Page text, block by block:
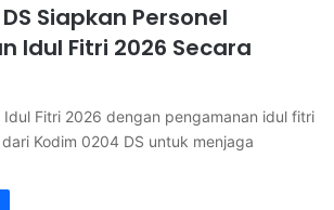
Siapkan Personel
Idul Fitri 2026 Secara
Idul Fitri 2026 dengan pengamanan idul fitri
Kodim 0204 DS untuk menjaga